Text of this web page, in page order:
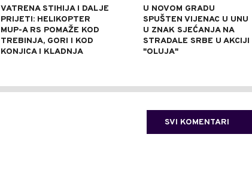
VATRENA STIHIJA I DALJE
PRIJETI: HELIKOPTER
MUP-A RS POMAŽE KOD
TREBINJA, GORI I KOD
KONJICA I KLADNJA
U NOVOM GRADU
SPUŠTEN VIJENAC U UNU
U ZNAK SJEĆANJA NA
STRADALE SRBE U AKCIJI
"OLUJA"
SVI KOMENTARI